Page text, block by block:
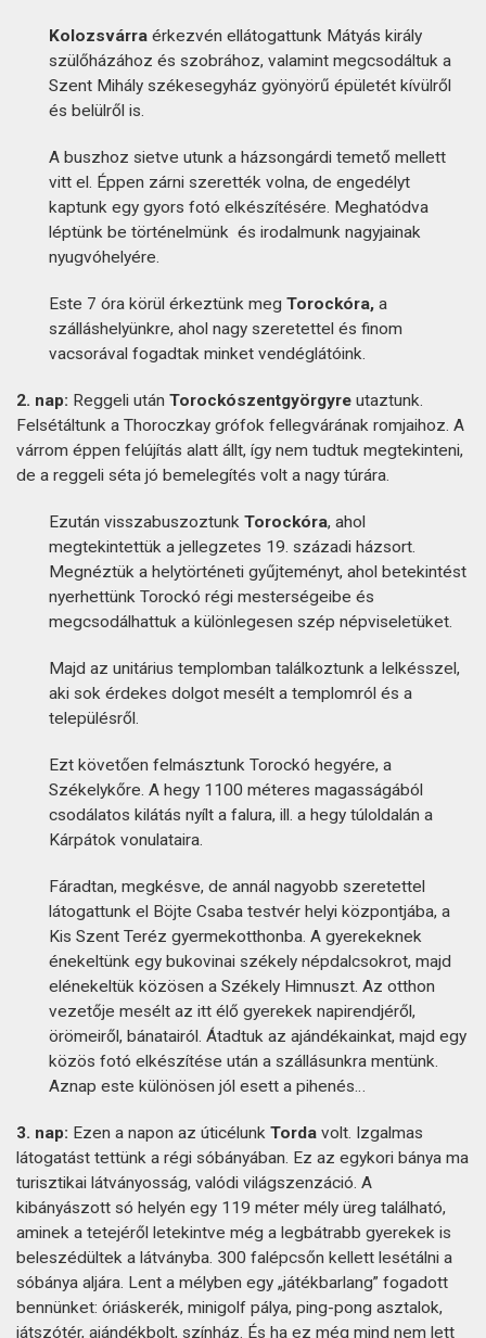
Kolozsvárra érkezvén ellátogattunk Mátyás király
szülőházához és szobrához, valamint megcsodáltuk a
Szent Mihály székesegyház gyönyörű épületét kívülről
és belülről is.
A buszhoz sietve utunk a házsongárdi temető mellett
vitt el. Éppen zárni szerették volna, de engedélyt
kaptunk egy gyors fotó elkészítésére. Meghatódva
léptünk be történelmünk és irodalmunk nagyjainak
nyugvóhelyére.
Este 7 óra körül érkeztünk meg Torockóra, a
szálláshelyünkre, ahol nagy szeretettel és finom
vacsorával fogadtak minket vendéglátóink.
2. nap: Reggeli után Torockószentgyörgyre utaztunk.
Felsétáltunk a Thoroczkay grófok fellegvárának romjaihoz. A
várrom éppen felújítás alatt állt, így nem tudtuk megtekinteni,
de a reggeli séta jó bemelegítés volt a nagy túrára.
Ezután visszabuszoztunk Torockóra, ahol
megtekintettük a jellegzetes 19. századi házsort.
Megnéztük a helytörténeti gyűjteményt, ahol betekintést
nyerhettünk Torockó régi mesterségeibe és
megcsodálhattuk a különlegesen szép népviseletüket.
Majd az unitárius templomban találkoztunk a lelkésszel,
aki sok érdekes dolgot mesélt a templomról és a
településről.
Ezt követően felmásztunk Torockó hegyére, a
Székelykőre. A hegy 1100 méteres magasságából
csodálatos kilátás nyílt a falura, ill. a hegy túloldalán a
Kárpátok vonulataira.
Fáradtan, megkésve, de annál nagyobb szeretettel
látogattunk el Böjte Csaba testvér helyi központjába, a
Kis Szent Teréz gyermekotthonba. A gyerekeknek
énekeltünk egy bukovinai székely népdalcsokrot, majd
elénekeltük közösen a Székely Himnuszt. Az otthon
vezetője mesélt az itt élő gyerekek napirendjéről,
örömeiről, bánatairól. Átadtuk az ajándékainkat, majd egy
közös fotó elkészítése után a szállásunkra mentünk.
Aznap este különösen jól esett a pihenés…
3. nap: Ezen a napon az úticélunk Torda volt. Izgalmas
látogatást tettünk a régi sóbányában. Ez az egykori bánya ma
turisztikai látványosság, valódi világszenzáció. A
kibányászott só helyén egy 119 méter mély üreg található,
aminek a tetejéről letekintve még a legbátrabb gyerekek is
beleszédültek a látványba. 300 falépcsőn kellett lesétálni a
sóbánya aljára. Lent a mélyben egy „játékbarlang” fogadott
bennünket: óriáskerék, minigolf pálya, ping-pong asztalok,
játszótér, ajándékbolt, színház. És ha ez még mind nem lett